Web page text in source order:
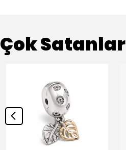
Çok Satanlar